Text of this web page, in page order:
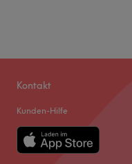
Kontakt
Kunden-Hilfe